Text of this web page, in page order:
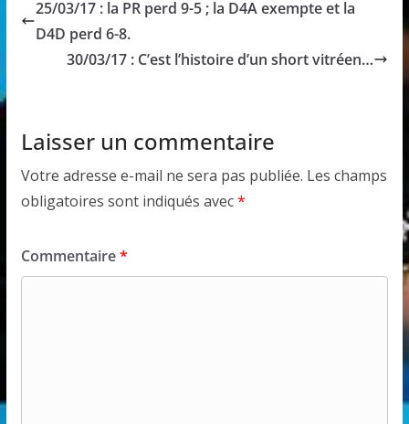
25/03/17 : la PR perd 9-5 ; la D4A exempte et la
D4D perd 6-8.
30/03/17 : C’est l’histoire d’un short vitréen…
Laisser un commentaire
Votre adresse e-mail ne sera pas publiée. Les champs
obligatoires sont indiqués avec*
Commentaire*